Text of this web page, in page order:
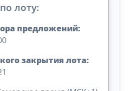
лоту:
предложений:
закрытия лота: